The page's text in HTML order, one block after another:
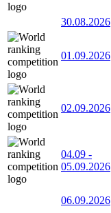
30.08.2026
01.09.2026
02.09.2026
04.09 -
05.09.2026
06.09.2026